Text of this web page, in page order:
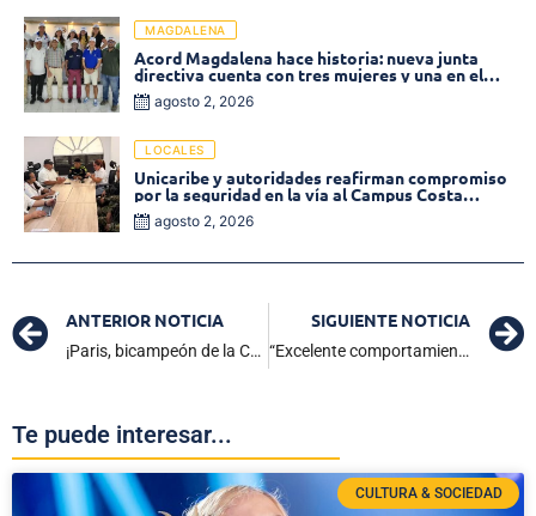
MAGDALENA
Acord Magdalena hace historia: nueva junta
directiva cuenta con tres mujeres y una en el
Órgano de Control
agosto 2, 2026
LOCALES
Unicaribe y autoridades reafirman compromiso
por la seguridad en la vía al Campus Costa
Verdeagosto 2, 2026
ANTERIOR NOTICIA
¡Paris, bicampeón de la Champions League! En tanda de penales derrotó al Arsenal 4-3
SIGUIENTE NOTICIA
“Excelente comportamiento de los cienagueros en la primera vuelta de las elecciones presidenciales”: Secretario de Gobierno
Te puede interesar...
CULTURA & SOCIEDAD